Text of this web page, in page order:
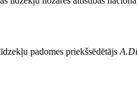
padomes priekšsēdētājs